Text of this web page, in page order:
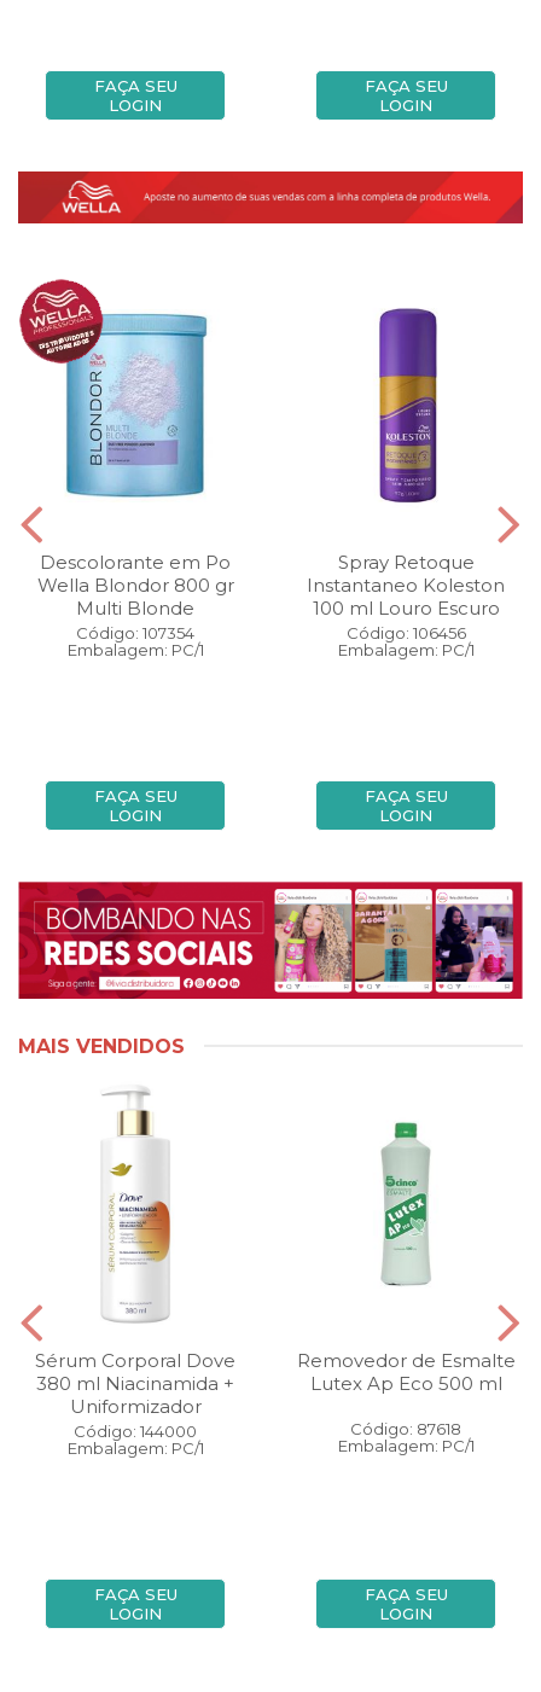
FAÇA SEU
LOGIN
FAÇA SEU
LOGIN
Descolorante em Po
Wella Blondor 800 gr
Multi Blonde
Código: 107354
Embalagem: PC/1
FAÇA SEU
LOGIN
Spray Retoque
Instantaneo Koleston
100 ml Louro Escuro
Código: 106456
Embalagem: PC/1
FAÇA SEU
LOGIN
MAIS VENDIDOS
Sérum Corporal Dove
380 ml Niacinamida +
Uniformizador
Código: 144000
Embalagem: PC/1
FAÇA SEU
LOGIN
Removedor de Esmalte
Lutex Ap Eco 500 ml
Código: 87618
Embalagem: PC/1
FAÇA SEU
LOGIN